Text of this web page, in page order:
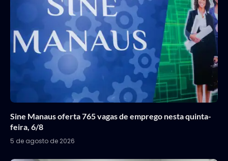
Sine Manaus oferta 765 vagas de emprego nesta quinta-
feira, 6/8
5 de agosto de 2026